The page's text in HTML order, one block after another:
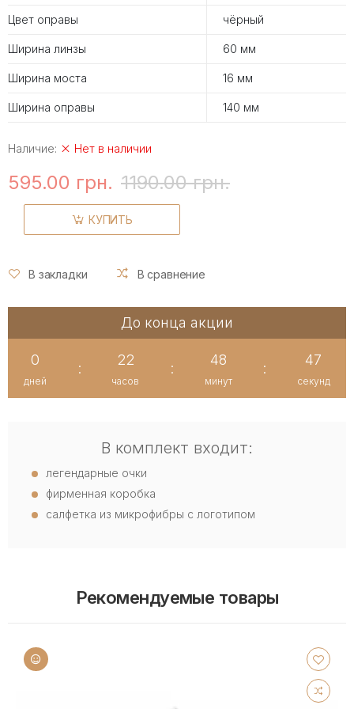
Цвет оправы чёрный
Ширина линзы 60 мм
Ширина моста 16 мм
Ширина оправы 140 мм
Наличие: Нет в наличии
595.00 грн. 1190.00 грн.
КУПИТЬ
В закладки В сравнение
До конца акции
0
дней
:
22
часов
:
48
минут
:
47
секунд
В комплект входит:
легендарные очки
фирменная коробка
салфетка из микрофибры с логотипом
Рекомендуемые товары